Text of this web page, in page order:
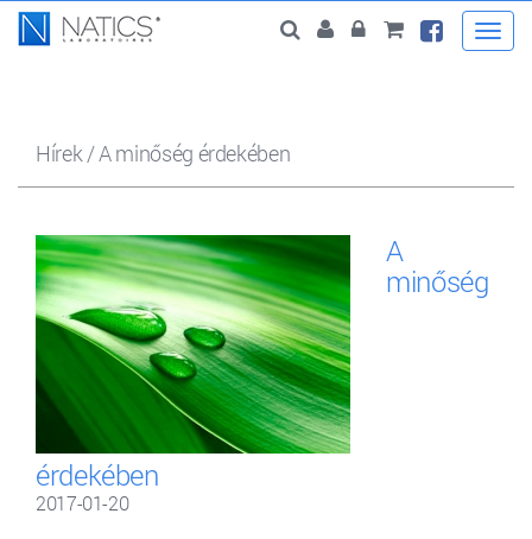
Hírek/A minőség érdekében
A
minőség
érdekében
2017-01-20